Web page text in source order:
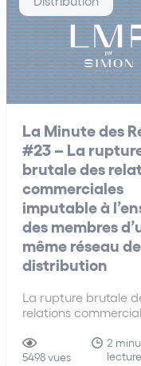
La Minute des
#23 – La
brutale des
commerciales
imputable à
des membres
même réseau de
distribution
La rupture brutale
relations
membres d’un
de distribution La
5498 vues
2
lecture